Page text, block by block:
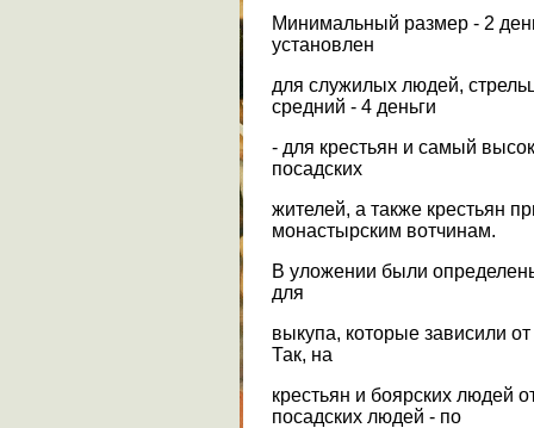
Минимальный размер - 2
установлен
для служилых людей,
средний - 4 деньги
- для крестьян и самый
посадских
жителей, а также крестьян
монастырским вотчинам.
В уложении были
для
выкупа, которые зависили
Так, на
крестьян и боярских людей
посадских людей - по